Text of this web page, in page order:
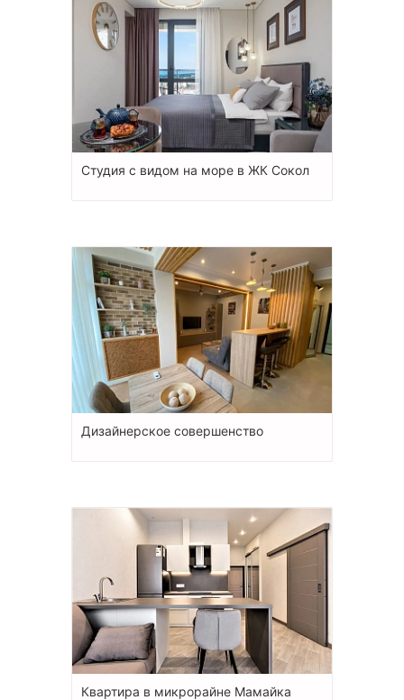
Студия с видом на море в ЖК Сокол
Дизайнерское совершенство
Квартира в микрорайне Мамайка